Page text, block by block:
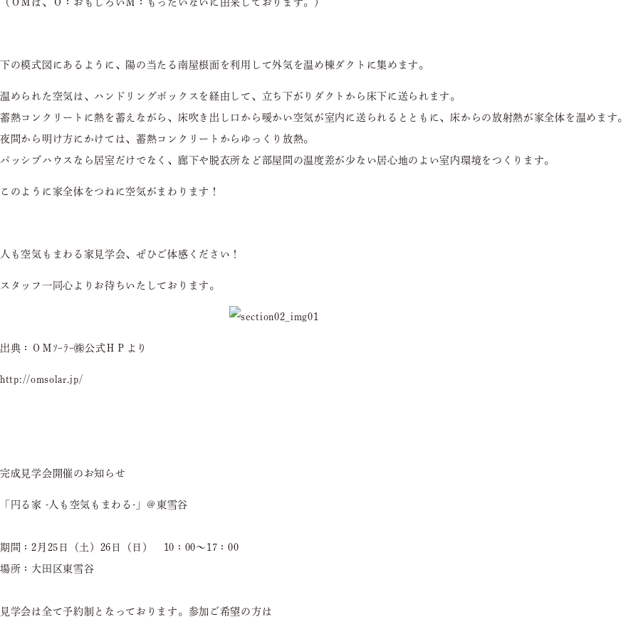
（ＯＭは、Ｏ：おもしろいＭ：もったいないに由来しております。）
下の模式図にあるように、陽の当たる南屋根面を利用して外気を温め棟ダクトに集めます。
温められた空気は、ハンドリングボックスを経由して、立ち下がりダクトから床下に送られます。
蓄熱コンクリートに熱を蓄えながら、床吹き出し口から暖かい空気が室内に送られるとともに、床からの放射熱が家全体を温めます。
夜間から明け方にかけては、蓄熱コンクリートからゆっくり放熱。
パッシブハウスなら居室だけでなく、廊下や脱衣所など部屋間の温度差が少ない居心地のよい室内環境をつくります。
このように家全体をつねに空気がまわります！
人も空気もまわる家見学会、ぜひご体感ください！
スタッフ一同心よりお待ちいたしております。
出典：ＯＭｿｰﾗｰ㈱公式ＨＰより
http://omsolar.jp/
完成見学会開催のお知らせ
「円る家 -人も空気もまわる-」＠東雪谷
期間：2月25日（土）26日（日） 10：00〜17：00
場所：大田区東雪谷
見学会は全て予約制となっております。参加ご希望の方は